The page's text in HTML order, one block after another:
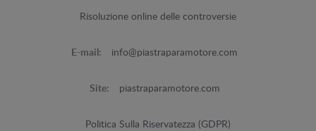
Risoluzione online delle controversie
E-mail: info@piastraparamotore.com
Site: piastraparamotore.com
Politica Sulla Riservatezza (GDPR)